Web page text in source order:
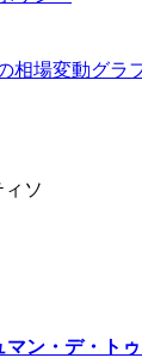
相場変動グラ
ィソ
ン・デ・ト